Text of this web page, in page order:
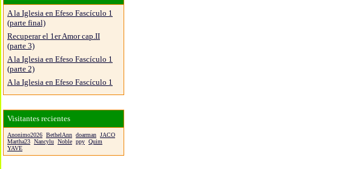
A la Iglesia en Efeso Fascículo 1
(parte final)
Recuperar el 1er Amor cap.II
(parte 3)
A la Iglesia en Efeso Fascículo 1
(parte 2)
A la Iglesia en Efeso Fascículo 1
Visitantes recientes
Anonimo2026 BethelAnn doarman JACO
Martha23 Nancylu Noble ppy Quim
YAVE